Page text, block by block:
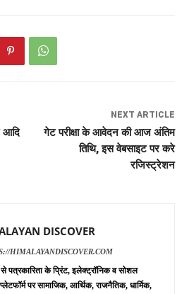
आदि
NEXT ARTICLE
गेट परीक्षा के आवेदन की आज अंतिम
तिथि, इस वेबसाइट पर करे
रजिस्ट्रेशन
DISCOVER
HIMALAYANDISCOVER.COM
से पत्रकारिता के प्रिंट, इलेक्ट्रॉनिक व सोशल
प्लेटफॉर्म पर सामाजिक, आर्थिक, राजनैतिक, धार्मिक,